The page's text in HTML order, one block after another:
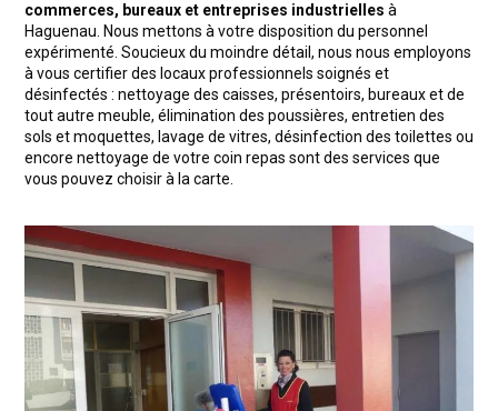
commerces, bureaux et entreprises industrielles à
Haguenau. Nous mettons à votre disposition du personnel
expérimenté. Soucieux du moindre détail, nous nous employons
à vous certifier des locaux professionnels soignés et
désinfectés : nettoyage des caisses, présentoirs, bureaux et de
tout autre meuble, élimination des poussières, entretien des
sols et moquettes, lavage de vitres, désinfection des toilettes ou
encore nettoyage de votre coin repas sont des services que
vous pouvez choisir à la carte.